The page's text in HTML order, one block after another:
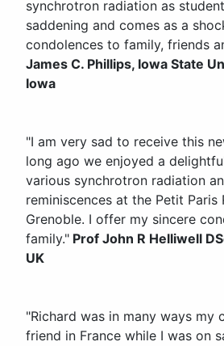
synchrotron radiation as
saddening and comes as a
condolences to family, friends
James C. Phillips, Iowa State
Iowa
"I am very sad to receive this
long ago we enjoyed a
various synchrotron radiation
reminiscences at the Petit Paris
Grenoble. I offer my sincere
family." Prof John R Helliwell
UK
"Richard was in many ways my
friend in France while I was on